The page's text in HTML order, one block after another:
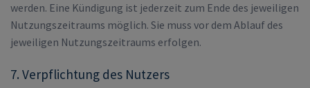
werden. Eine Kündigung ist jederzeit zum Ende des jeweiligen
Nutzungszeitraums möglich. Sie muss vor dem Ablauf des
jeweiligen Nutzungszeitraums erfolgen.
7. Verpflichtung des Nutzers